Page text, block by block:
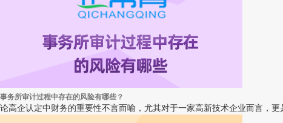
事务所审计过程中存在的风险有哪些？
论高企认定中财务的重要性不言而喻，尤其对于一家高新技术企业而言，